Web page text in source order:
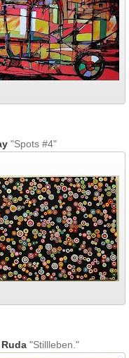
"Spots #4"
"Stillleben."